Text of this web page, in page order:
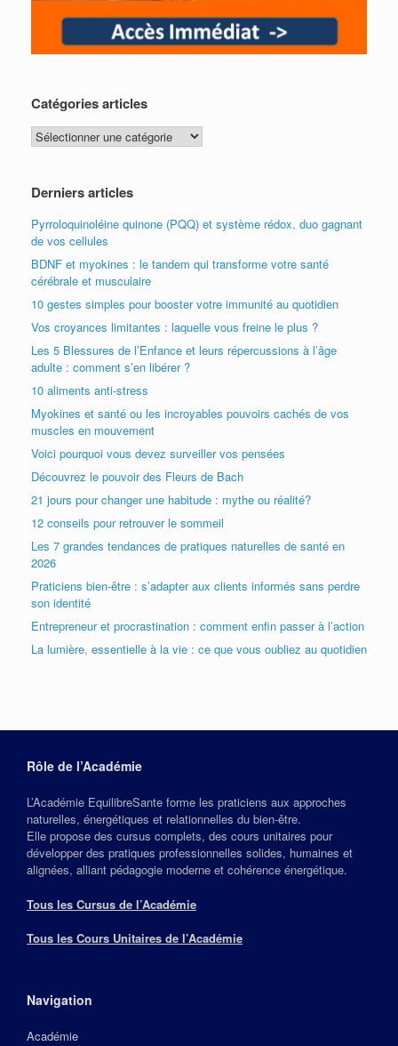
Catégories articles
Catégories
articles
Derniers articles
Pyrroloquinoléine quinone (PQQ) et système rédox, duo gagnant
de vos cellules
BDNF et myokines : le tandem qui transforme votre santé
cérébrale et musculaire
10 gestes simples pour booster votre immunité au quotidien
Vos croyances limitantes : laquelle vous freine le plus ?
Les 5 Blessures de l’Enfance et leurs répercussions à l’âge
adulte : comment s’en libérer ?
10 aliments anti-stress
Myokines et santé ou les incroyables pouvoirs cachés de vos
muscles en mouvement
Voici pourquoi vous devez surveiller vos pensées
Découvrez le pouvoir des Fleurs de Bach
21 jours pour changer une habitude : mythe ou réalité?
12 conseils pour retrouver le sommeil
Les 7 grandes tendances de pratiques naturelles de santé en
2026
Praticiens bien-être : s’adapter aux clients informés sans perdre
son identité
Entrepreneur et procrastination : comment enfin passer à l’action
La lumière, essentielle à la vie : ce que vous oubliez au quotidien
Rôle de l’Académie
L’Académie EquilibreSante forme les praticiens aux approches
naturelles, énergétiques et relationnelles du bien‑être.
Elle propose des cursus complets, des cours unitaires pour
développer des pratiques professionnelles solides, humaines et
alignées, alliant pédagogie moderne et cohérence énergétique.
Tous les Cursus de l’Académie
Tous les Cours Unitaires de l’Académie
Navigation
Académie